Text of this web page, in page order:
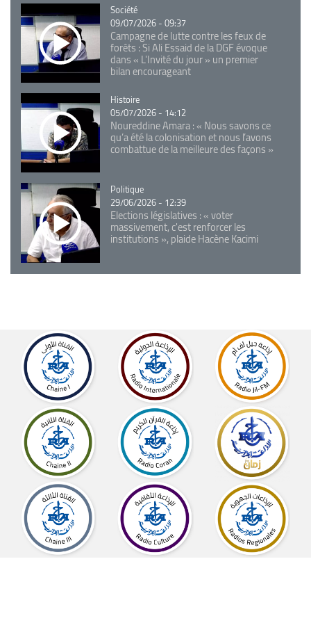
Catégorie
Société
09/07/2026 - 09:37
Campagne de lutte contre les feux de
forêts : Si Ali Essaid de la DGF évoque
dans « L'Invité du jour » un premier
bilan encourageant
Catégorie
Histoire
05/07/2026 - 14:12
Noureddine Amara : « Nous savons ce
qu’a été la colonisation et nous l’avons
combattue de la meilleure des façons »
Catégorie
Politique
29/06/2026 - 12:39
Elections législatives : « voter
massivement, c'est renforcer les
institutions », plaide Hacène Kacimi